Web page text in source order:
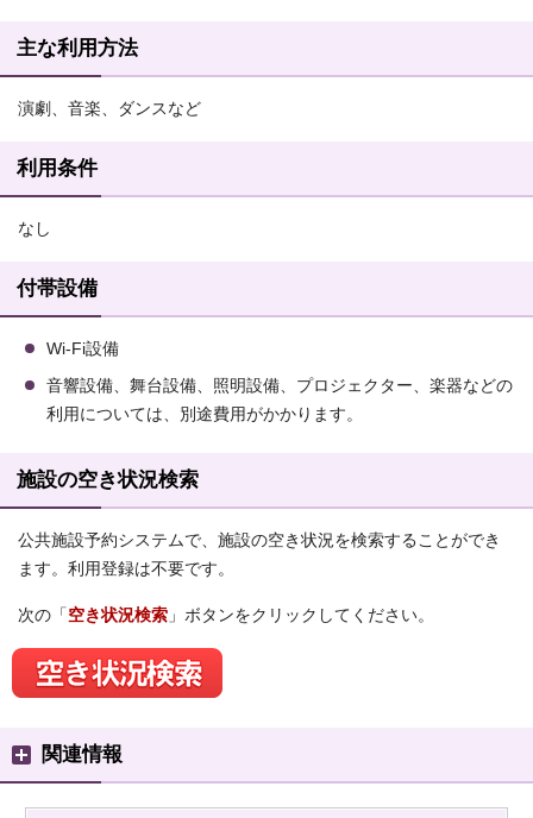
主な利用方法
演劇、音楽、ダンスなど
利用条件
なし
付帯設備
Wi-Fi設備
音響設備、舞台設備、照明設備、プロジェクター、楽器などの
利用については、別途費用がかかります。
施設の空き状況検索
公共施設予約システムで、施設の空き状況を検索することができ
ます。利用登録は不要です。
次の「 空き状況検索 」ボタンをクリックしてください。
関連情報